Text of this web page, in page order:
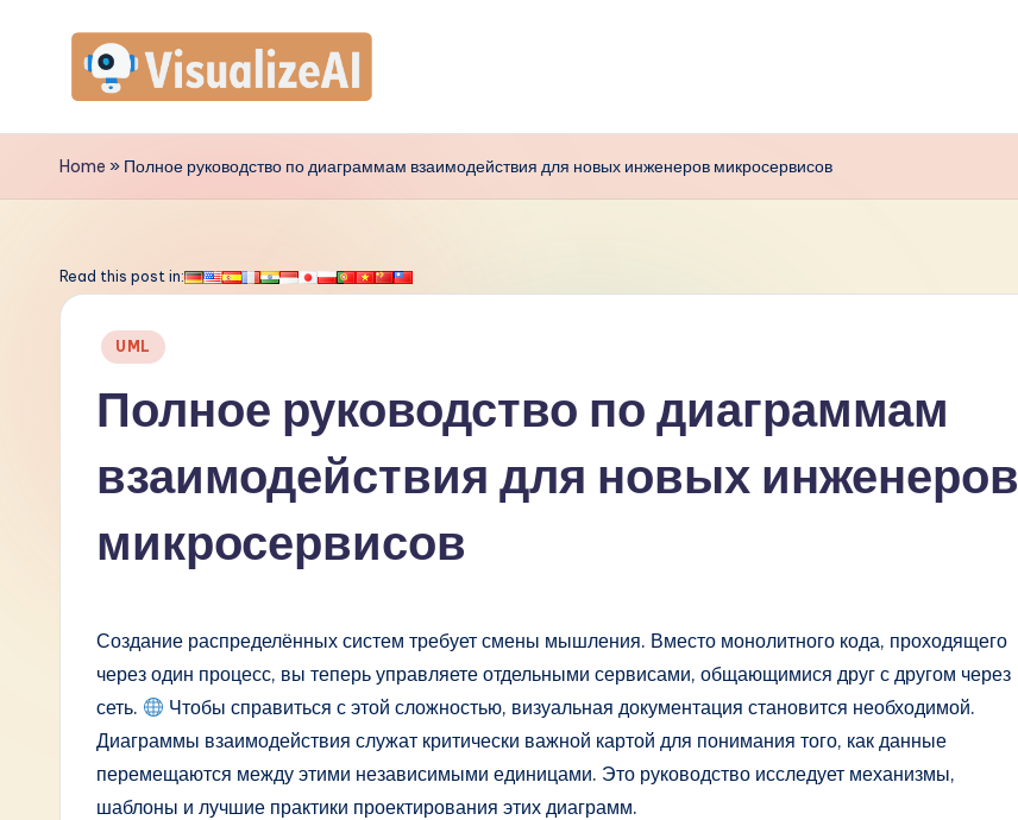
содержимому
V
is
a
si
Home » Полное руководство по диаграммам взаимодействия для новых инженеров микросервисов
Read this post in:
Опубликовано
UML
Полное руководство по диаграммам
взаимодействия для новых инженеров
микросервисов
Создание распределённых систем требует смены мышления. Вместо монолитного кода, проходящего
через один процесс, вы теперь управляете отдельными сервисами, общающимися друг с другом через
сеть.
Чтобы справиться с этой сложностью, визуальная документация становится необходимой.
Диаграммы взаимодействия служат критически важной картой для понимания того, как данные
перемещаются между этими независимыми единицами. Это руководство исследует механизмы,
шаблоны и лучшие практики проектирования этих диаграмм.